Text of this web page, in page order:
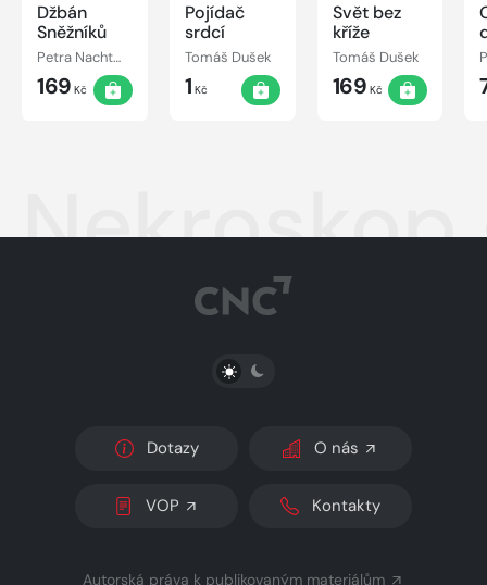
Džbán
Sněžníků
Petra Nachtmanová
169 Kč
Pojídač
srdcí
Tomáš Dušek
1 Kč
Svět bez
kříže
Tomáš Dušek
169 Kč
PŘEPNOUT SVĚTLÝ/TMAVÝ REŽIM
Dotazy O nás
VOP Kontakty
Autorská práva k publikovaným materiálům